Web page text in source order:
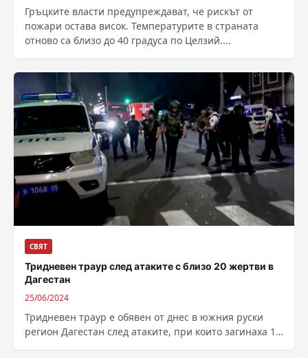
Гръцките власти предупреждават, че рискът от
пожари остава висок. Температурите в страната
отново са близо до 40 градуса по Целзий....
СВЯТ
Тридневен траур след атаките с близо 20 жертви в
Дагестан
25/06/2024
Тридневен траур е обявен от днес в южния руски
регион Дагестан след атаките, при които загинаха 15